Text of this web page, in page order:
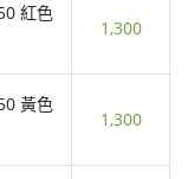
紅色
1,300
黃色
1,300